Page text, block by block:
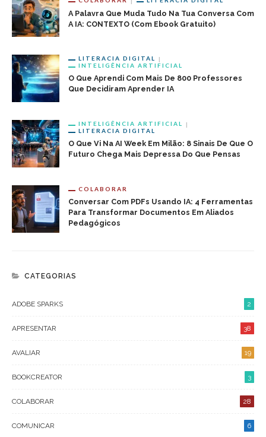
A Palavra Que Muda Tudo Na Tua Conversa Com
A IA: CONTEXTO (com Ebook Gratuito)
LITERACIA DIGITAL
INTELIGÊNCIA ARTIFICIAL
O Que Aprendi Com Mais De 800 Professores
Que Decidiram Aprender IA
INTELIGÊNCIA ARTIFICIAL
LITERACIA DIGITAL
O Que Vi Na AI Week Em Milão: 8 Sinais De Que O
Futuro Chega Mais Depressa Do Que Pensas
COLABORAR
Conversar Com PDFs Usando IA: 4 Ferramentas
Para Transformar Documentos Em Aliados
Pedagógicos
CATEGORIAS
ADOBE SPARKS 2
APRESENTAR 38
AVALIAR 19
BOOKCREATOR 3
COLABORAR 28
COMUNICAR 6